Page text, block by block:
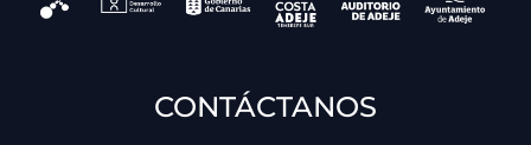
CONTÁCTANOS